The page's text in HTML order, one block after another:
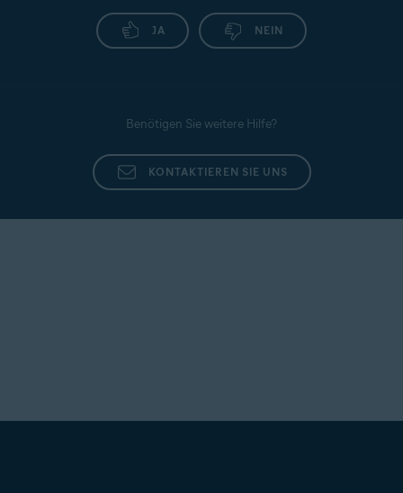
JA NEIN
Benötigen Sie weitere Hilfe?
KONTAKTIEREN SIE UNS